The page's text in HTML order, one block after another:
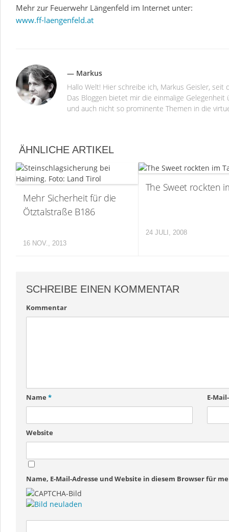
Mehr zur Feuerwehr Längenfeld im Internet unter:
www.ff-laengenfeld.at
— Markus
Hallo Welt! Hier schreibe ich, Markus Geisler,
Das Bloggen bietet mir die einmalige
und auch nicht so prominente Themen in die
ÄHNLICHE ARTIKEL
Mehr Sicherheit für die
Ötztalstraße B186
16 NOV., 2013
The Sweet rockten
24 JULI, 2008
SCHREIBE EINEN KOMMENTAR
Kommentar
Name * E-
Website
Name, E-Mail-Adresse und Website in diesem Browser für